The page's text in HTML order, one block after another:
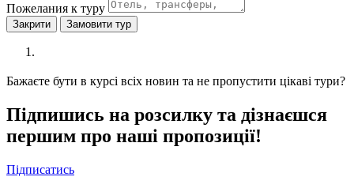
Пожелания к туру
Закрити Замовити тур
Бажаєте бути в курсі всіх новин та не пропустити цікаві тури?
Підпишись на розсилку та дізнаєшся
першим про наші пропозиції!
Підписатись